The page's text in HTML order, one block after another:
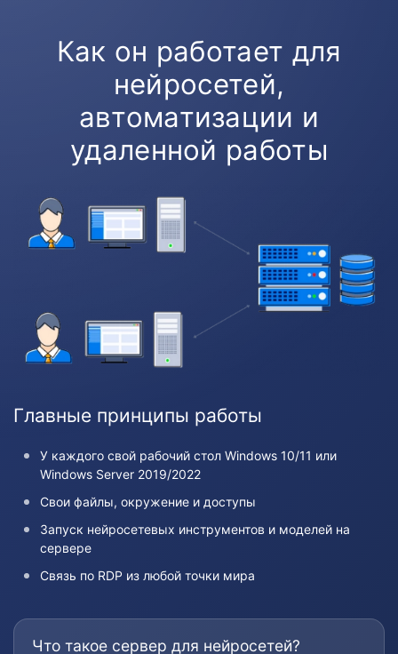
Как он работает для
нейросетей,
автоматизации и
удаленной работы
Главные принципы работы
У каждого свой рабочий стол Windows 10/11 или
Windows Server 2019/2022
Свои файлы, окружение и доступы
Запуск нейросетевых инструментов и моделей на
сервере
Связь по RDP из любой точки мира
Что такое сервер для нейросетей?